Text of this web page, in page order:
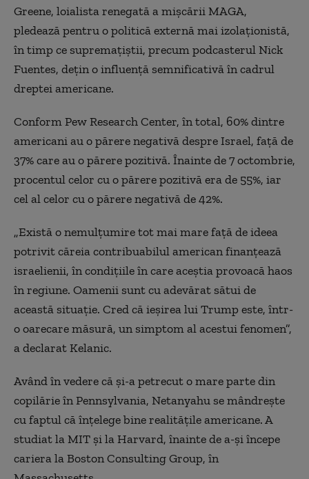
Greene, loialista renegată a mișcării MAGA,
pledează pentru o politică externă mai izolaționistă,
în timp ce supremațiștii, precum podcasterul Nick
Fuentes, dețin o influență semnificativă în cadrul
dreptei americane.
Conform Pew Research Center, în total, 60% dintre
americani au o părere negativă despre Israel, față de
37% care au o părere pozitivă. Înainte de 7 octombrie,
procentul celor cu o părere pozitivă era de 55%, iar
cel al celor cu o părere negativă de 42%.
„Există o nemulțumire tot mai mare față de ideea
potrivit căreia contribuabilul american finanțează
israelienii, în condițiile în care aceștia provoacă haos
în regiune. Oamenii sunt cu adevărat sătui de
această situație. Cred că ieșirea lui Trump este, într-
o oarecare măsură, un simptom al acestui fenomen”,
a declarat Kelanic.
Având în vedere că și-a petrecut o mare parte din
copilărie în Pennsylvania, Netanyahu se mândrește
cu faptul că înțelege bine realitățile americane. A
studiat la MIT și la Harvard, înainte de a-și începe
cariera la Boston Consulting Group, în